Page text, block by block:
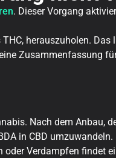
. Dieser Vorgang
herauszuholen.
Zusammenfassung
Nach dem Anbau,
in CBD
oder Verdampfen findet